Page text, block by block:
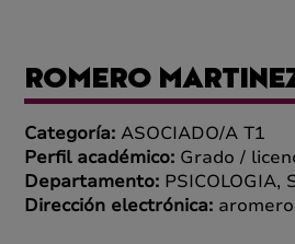
ROMERO
Categoría: ASOCIADO/A T1
Perfil académico: Grado /
Departamento: PSICOLOGIA,
Dirección electrónica: